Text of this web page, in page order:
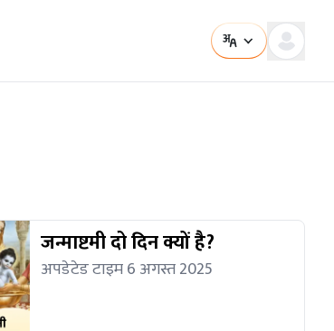
जन्माष्टमी दो दिन क्यों है?
अपडेटेड टाइम 6 अगस्त 2025